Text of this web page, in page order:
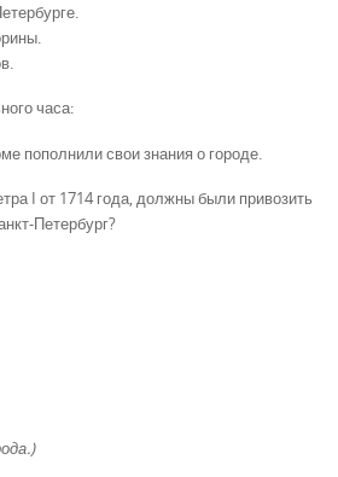
часа:
пополнили свои знания о городе.
I от 1714 года, должны были привозить
Петербург?